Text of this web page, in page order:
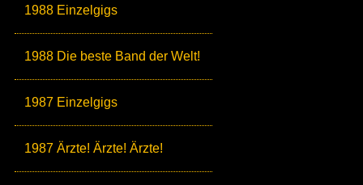
1988 Einzelgigs
1988 Die beste Band der Welt!
1987 Einzelgigs
1987 Ärzte! Ärzte! Ärzte!